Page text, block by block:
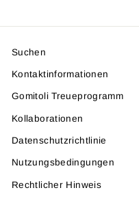
Suchen
Kontaktinformationen
Gomitoli Treueprogramm
Kollaborationen
Datenschutzrichtlinie
Nutzungsbedingungen
Rechtlicher Hinweis